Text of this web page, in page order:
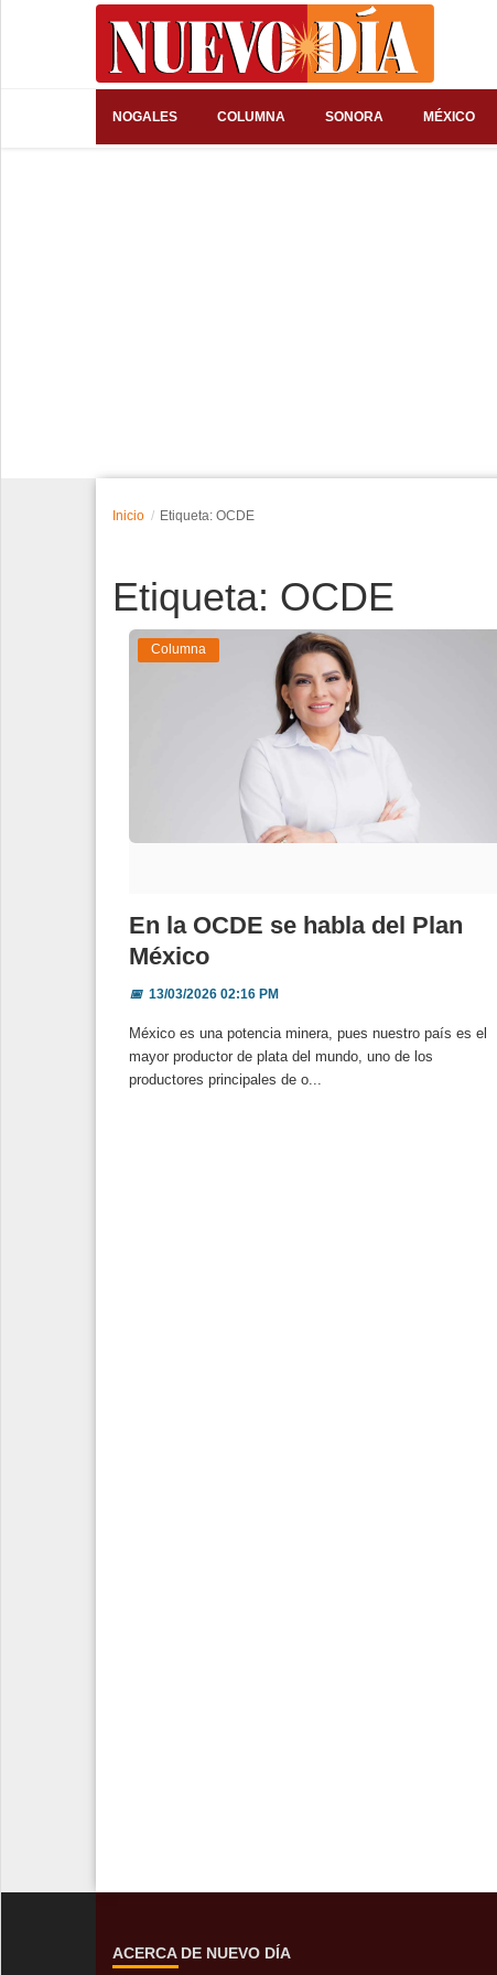
NOGALES COLUMNA SONORA MÉXICO
Inicio Etiqueta: OCDE
Etiqueta: OCDE
Columna
En la OCDE se habla del Plan
México
📅13/03/2026 02:16 PM
México es una potencia minera, pues nuestro país es el
mayor productor de plata del mundo, uno de los
productores principales de o...
ACERCA DE NUEVO DÍA